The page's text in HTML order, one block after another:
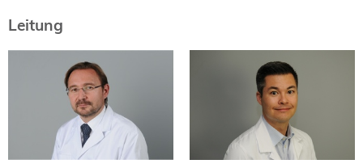
Leitung
Prof. Dr. med.
Markus Müller
Curriculum Vitae
Fachpublikationen
Fabian Hauswirth
Curriculum Vitae